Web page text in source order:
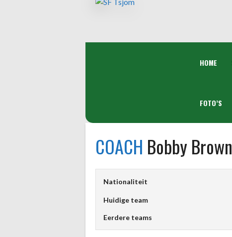
HOME
FOTO’S
COACH Bobby Brown
Nationaliteit
Huidige team
Eerdere teams